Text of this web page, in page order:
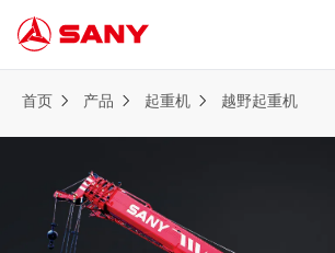
首页 产品 起重机 越野起重机